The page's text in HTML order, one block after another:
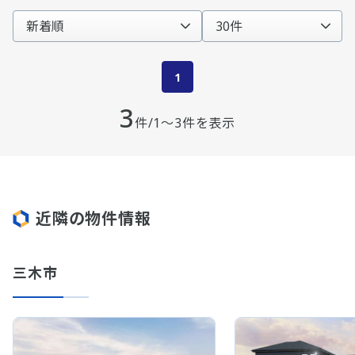
3件/1～3件を表示
1
近隣の物件情報
三木市